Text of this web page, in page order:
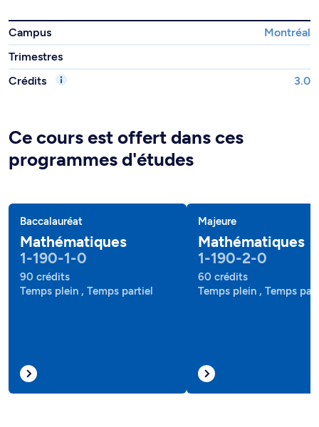
Campus
Montréal
Trimestres
Crédits
3.0
Ce cours est offert dans ces
programmes d'études
Baccalauréat
Mathématiques
1-190-1-0
90 crédits
Temps plein , Temps partiel
Majeure
Mathématiques
1-190-2-0
60 crédits
Temps plein , Temps